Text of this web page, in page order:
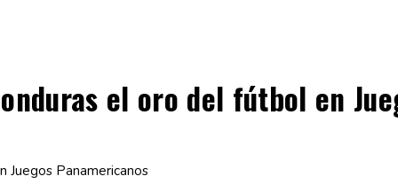
el oro del fútbol en